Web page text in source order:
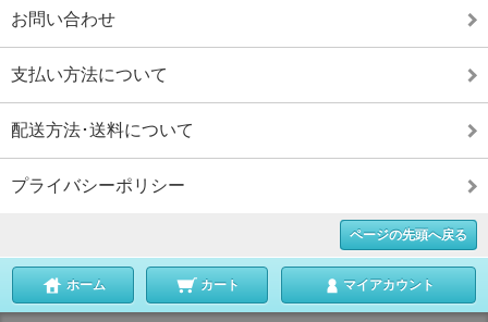
お問い合わせ
支払い方法について
配送方法･送料について
プライバシーポリシー
ページの先頭へ戻る
ホーム カート マイアカウント